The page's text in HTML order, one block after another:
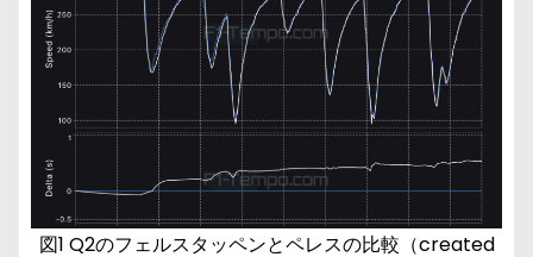
図1 Q2のフェルスタッペンとペレスの比較（created